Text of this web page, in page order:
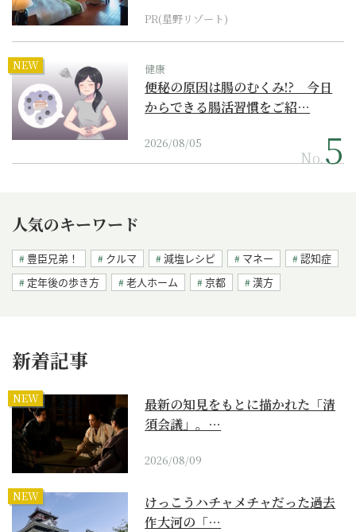
PR(星野リゾート)
NEW 健康
便秘の原因は腸のむくみ!? 今日
からできる腸活習慣をご紹…
2026/08/05
No.
人気のキーワード
豊臣兄弟！ クルマ 減塩レシピ マネー
認知症
定年後の歩き方
老人ホーム 京都 漢方
新着記事
NEW
最新の知見をもとに描かれた「清
須会議」。…
2026/08/09
NEW
けっこうハチャメチャだった過去
作大河の「…